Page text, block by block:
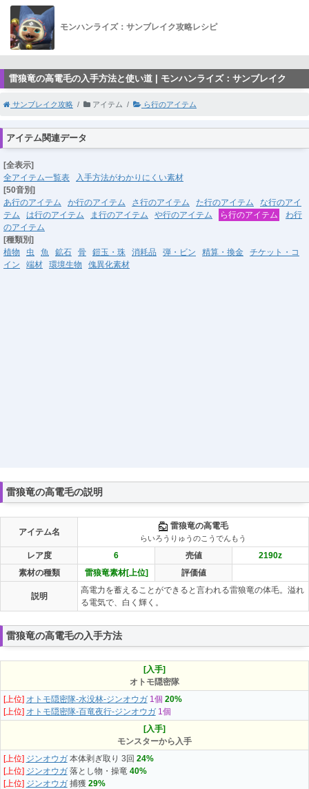
モンハンライズ：サンブレイク攻略レシピ
雷狼竜の高電毛の入手方法と使い道 | モンハンライズ：サンブレイク
サンブレイク攻略 アイテム ら行のアイテム
アイテム関連データ
[全表示]
全アイテム一覧表
入手方法がわかりにくい素材
[50音別]
あ行のアイテム
か行のアイテム さ行のアイテム た行のアイテム
な行のアイ
テム
は行のアイテム ま行のアイテム や行のアイテム ら行のアイテム
わ行
のアイテム
[種類別]
植物
虫 魚 鉱石 骨 鎧玉・珠 消耗品 弾・ビン 精算・換金
チケット・コ
イン
端材 環境生物 傀異化素材
雷狼竜の高電毛の説明
アイテム名
雷狼竜の高電毛
らいろうりゅうのこうでんもう
レア度 6 売値 2190z
素材の種類
雷狼竜素材[上位] 評価値
説明
高電力を蓄えることができると言われる雷狼竜の体毛。溢れ
る電気で、白く輝く。
雷狼竜の高電毛の入手方法
[入手]
オトモ隠密隊
[上位] オトモ隠密隊-水没林-ジンオウガ 1個 20%
[上位] オトモ隠密隊-百竜夜行-ジンオウガ 1個
[入手]
モンスターから入手
[上位] ジンオウガ本体剥ぎ取り 3回 24%
[上位] ジンオウガ落とし物・操竜 40%
[上位] ジンオウガ捕獲 29%